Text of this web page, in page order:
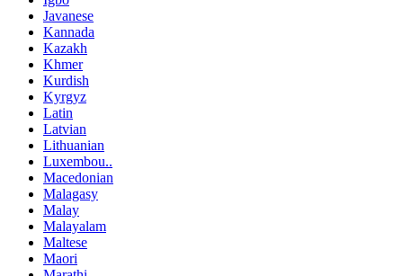
Javanese
Kannada
Kazakh
Khmer
Kurdish
Kyrgyz
Latin
Latvian
Lithuanian
Luxembou..
Macedonian
Malagasy
Malay
Malayalam
Maltese
Maori